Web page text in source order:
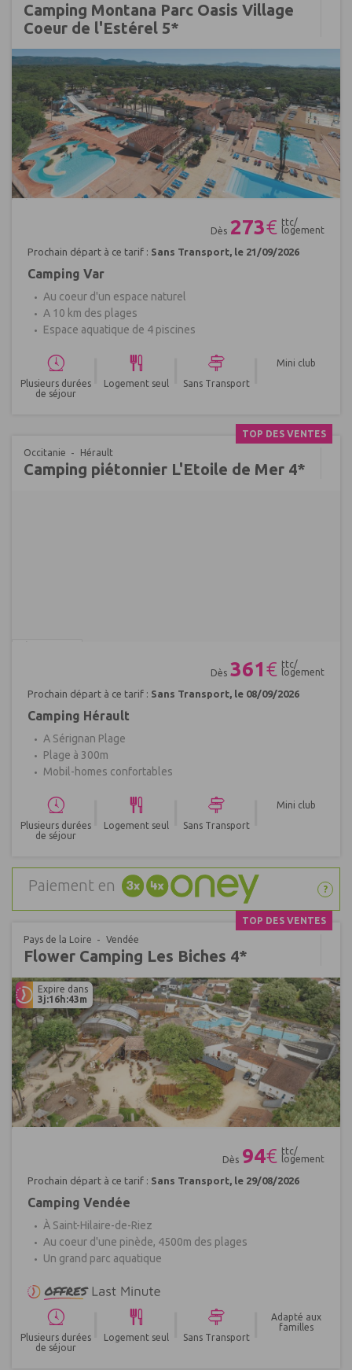
Camping Montana Parc Oasis Village
Coeur de l'Estérel 5*
Dès 273€ ttc/
logement
Prochain départ à ce tarif : Sans Transport, le 21/09/2026
Camping Var
Au coeur d'un espace naturel
A 10 km des plages
Espace aquatique de 4 piscines
Plusieurs durées
de séjour
Logement seul Sans Transport
Mini club
TOP DES VENTES
Occitanie
Hérault
Camping piétonnier L'Etoile de Mer 4*
Dès 361€ ttc/
logement
Prochain départ à ce tarif : Sans Transport, le 08/09/2026
Camping Hérault
A Sérignan Plage
Plage à 300m
Mobil-homes confortables
Plusieurs durées
de séjour
Logement seul Sans Transport
Mini club
Paiement en ?
TOP DES VENTES
Pays de la Loire
Vendée
Flower Camping Les Biches 4*
Expire dans
3j:16h:43m
Dès 94€ ttc/
logement
Prochain départ à ce tarif : Sans Transport, le 29/08/2026
Camping Vendée
À Saint-Hilaire-de-Riez
Au coeur d'une pinède, 4500m des plages
Un grand parc aquatique
Plusieurs durées
de séjour
Logement seul Sans Transport
Adapté aux
familles